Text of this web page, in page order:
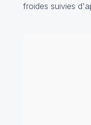
froides suivies